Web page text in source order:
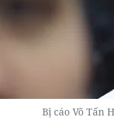
Bị cáo Võ Tấn